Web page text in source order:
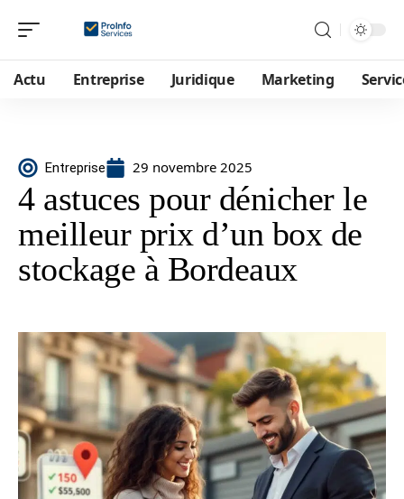
Actu Entreprise Juridique Marketing
Entreprise 29 novembre 2025
4 astuces pour dénicher le
meilleur prix d’un box de
stockage à Bordeaux